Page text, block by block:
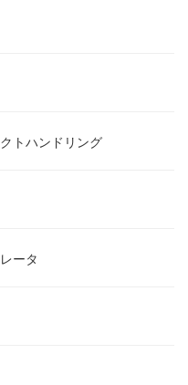
トハンドリング
レータ